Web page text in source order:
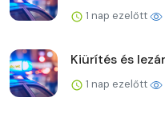
1 nap ezelőtt
Kiürítés és
1 nap ezelőtt